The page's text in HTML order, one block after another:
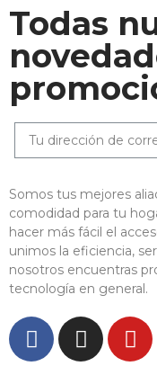
Todas
Somos tus mejores
comodidad para tu
hacer más fácil el
unimos la eficiencia,
nosotros encuentras
tecnología en general.